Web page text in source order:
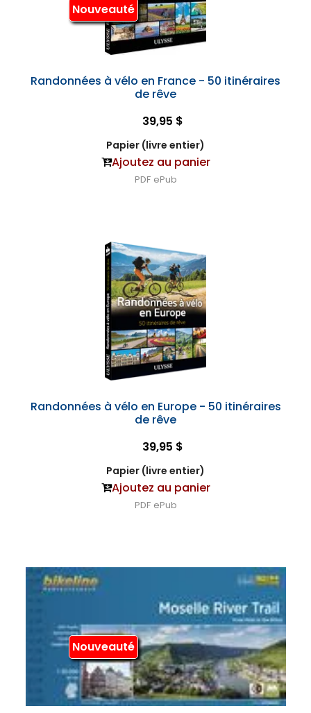
Nouveauté
Randonnées à vélo en France - 50 itinéraires
de rêve
39,95 $
Papier (livre entier)
Ajoutez au panier
PDF ePub
Randonnées à vélo en Europe - 50 itinéraires
de rêve
39,95 $
Papier (livre entier)
Ajoutez au panier
PDF ePub
Nouveauté